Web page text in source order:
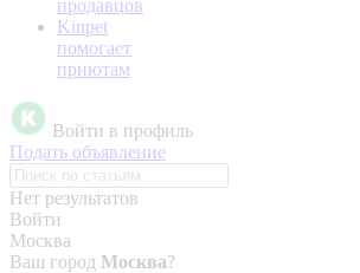
продавцов
Kinpet
помогает
приютам
Войти в профиль
Подать объявление
Нет результатов
Войти
Москва
Ваш город Москва?